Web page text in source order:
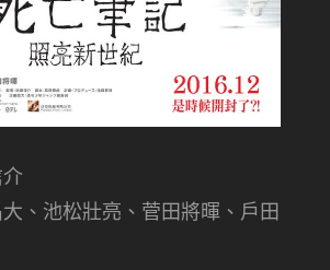
、池松壯亮、菅田將暉、戶田